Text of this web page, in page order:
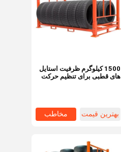
1500 کیلوگرم ظرفیت استایل
های قطبی برای تنظیم حرکت
بهترین قیمت مخاطب